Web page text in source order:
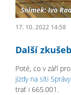
17. 10. 2022 14:58
Další
Poté, co v září
jízdy na síti
trať i 665.001.